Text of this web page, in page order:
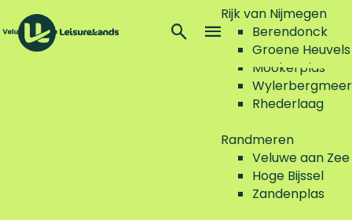
Rijk van Nijmegen
Berendonck
Groene Heuvels
Mookerplas
Wylerbergmeer
Rhederlaag
Randmeren
Veluwe aan Zee
Hoge Bijssel
Zandenplas